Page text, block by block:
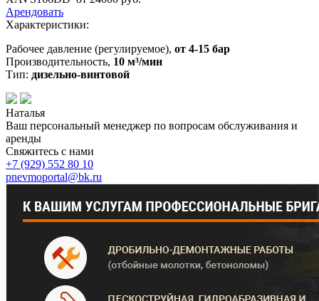
Арендовать
Характеристики:
Рабочее давление (регулируемое), от 4-15 бар
Производительность, 10 м³/мин
Тип: дизельно-винтовой
Наталья
Ваш персональный менеджер по вопросам обслуживания и
аренды
Свяжитесь с нами
+7 (929) 552 80 10
pnevmoportal@bk.ru